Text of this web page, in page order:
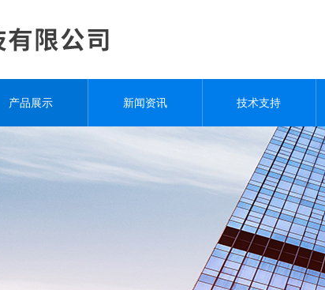
产品展示 新闻资讯 技术支持